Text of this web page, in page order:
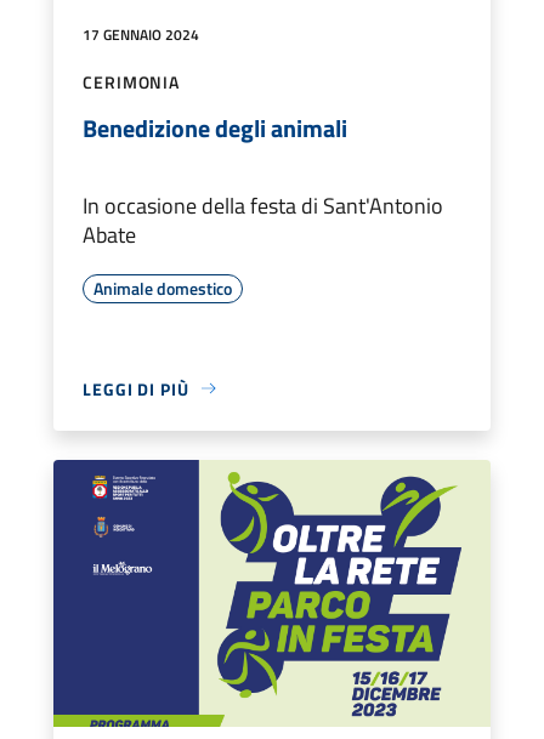
17 GENNAIO 2024
CERIMONIA
Benedizione degli animali
In occasione della festa di Sant'Antonio
Abate
Animale domestico
LEGGI DI PIÙ